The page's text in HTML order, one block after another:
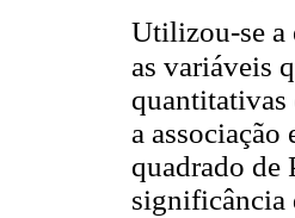
Utilizou-se a
as variáveis
quantitativas
a
quadrado de
significância